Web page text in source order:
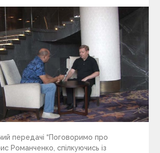
передачі “Поговоримо про
Романченко, спілкуючись із